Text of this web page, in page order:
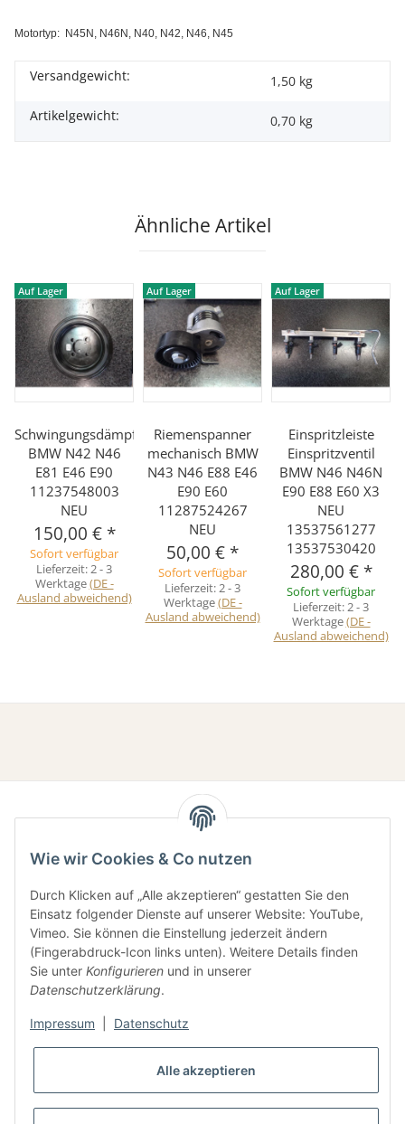
Motortyp: N45N, N46N, N40, N42, N46, N45
Versandgewicht:
1,50 kg
Artikelgewicht:
0,70 kg
Ähnliche Artikel
Auf Lager
Schwingungsdämpfer
BMW N42 N46
E81 E46 E90
11237548003
NEU
150,00 € *
Sofort verfügbar
Lieferzeit:2 - 3
Werktage(DE -
Ausland abweichend)
Auf Lager
Riemenspanner
mechanisch BMW
N43 N46 E88 E46
E90 E60
11287524267
NEU
50,00 € *
Sofort verfügbar
Lieferzeit:2 - 3
Werktage(DE -
Ausland abweichend)
Auf Lager
Einspritzleiste
Einspritzventil
BMW N46 N46N
E90 E88 E60 X3
NEU
13537561277
13537530420
280,00 € *
Sofort verfügbar
Lieferzeit:2 - 3
Werktage(DE -
Ausland abweichend)
Gesetzliche Informationen
Informationen
Wie wir Cookies & Co nutzen
Durch Klicken auf „Alle akzeptieren“ gestatten Sie den
Einsatz folgender Dienste auf unserer Website: YouTube,
Vimeo. Sie können die Einstellung jederzeit ändern
(Fingerabdruck-Icon links unten). Weitere Details finden
Sie unter Konfigurieren und in unserer
Datenschutzerklärung.
Impressum Datenschutz
Alle akzeptieren